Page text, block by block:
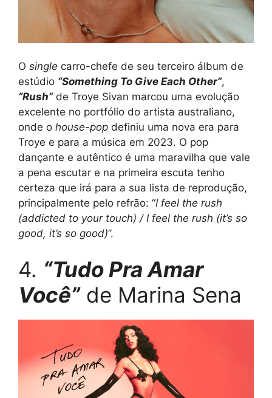
O single carro-chefe de seu terceiro álbum de
estúdio “Something To Give Each Other”,
“Rush”de Troye Sivan marcou uma evolução
excelente no portfólio do artista australiano,
onde o house-pop definiu uma nova era para
Troye e para a música em 2023. O pop
dançante e autêntico é uma maravilha que vale
a pena escutar e na primeira escuta tenho
certeza que irá para a sua lista de reprodução,
principalmente pelo refrão: “I feel the rush
(addicted to your touch) / I feel the rush (it’s so
good, it’s so good)”.
4. “Tudo Pra Amar
Você”de Marina Sena